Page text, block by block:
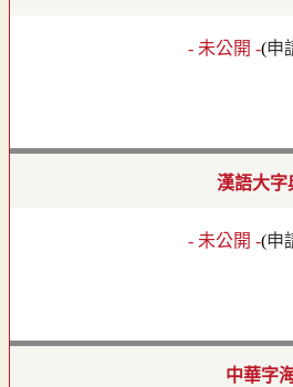
- 未公開 -(申
漢語大字
- 未公開 -(申
中華字